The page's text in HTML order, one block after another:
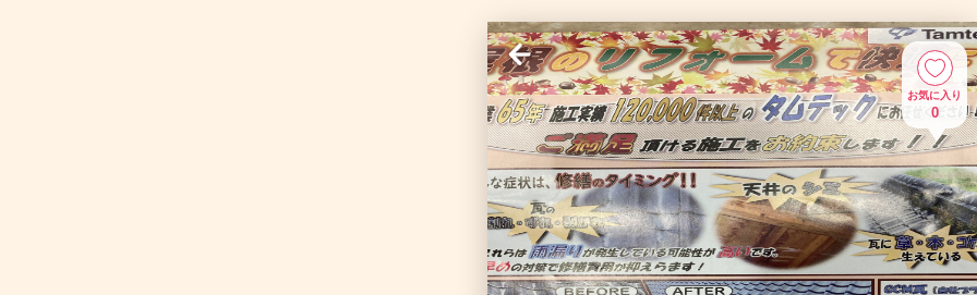
お気に入り
0